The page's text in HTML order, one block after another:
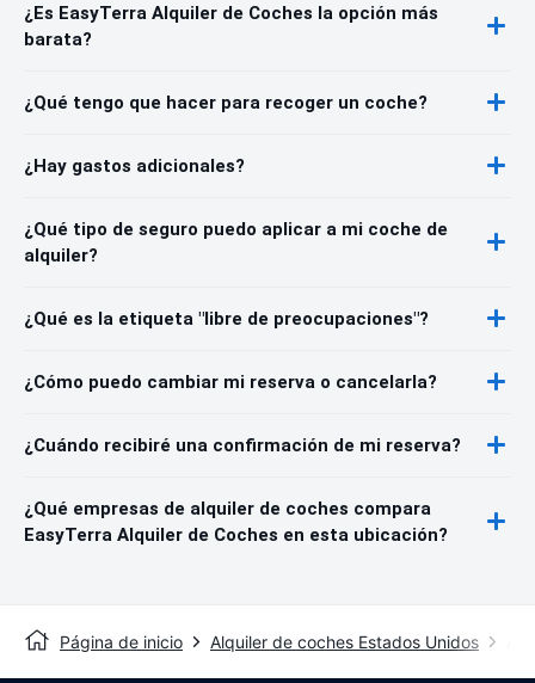
¿Es EasyTerra Alquiler de Coches la opción más
barata?
¿Qué tengo que hacer para recoger un coche?
¿Hay gastos adicionales?
¿Qué tipo de seguro puedo aplicar a mi coche de
alquiler?
¿Qué es la etiqueta "libre de preocupaciones"?
¿Cómo puedo cambiar mi reserva o cancelarla?
¿Cuándo recibiré una confirmación de mi reserva?
¿Qué empresas de alquiler de coches compara
EasyTerra Alquiler de Coches en esta ubicación?
Página de inicio Alquiler de coches Estados Unidos